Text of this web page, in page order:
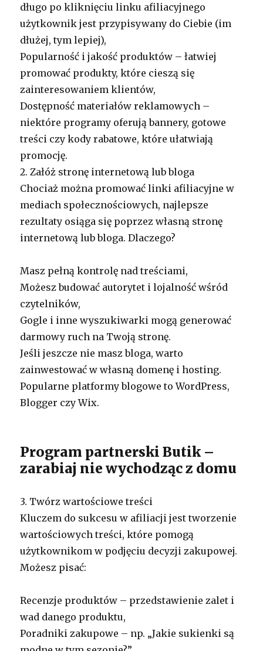
długo po kliknięciu linku afiliacyjnego
użytkownik jest przypisywany do Ciebie (im
dłużej, tym lepiej),
Popularność i jakość produktów – łatwiej
promować produkty, które cieszą się
zainteresowaniem klientów,
Dostępność materiałów reklamowych –
niektóre programy oferują bannery, gotowe
treści czy kody rabatowe, które ułatwiają
promocję.
2. Załóż stronę internetową lub bloga
Chociaż można promować linki afiliacyjne w
mediach społecznościowych, najlepsze
rezultaty osiąga się poprzez własną stronę
internetową lub bloga. Dlaczego?
Masz pełną kontrolę nad treściami,
Możesz budować autorytet i lojalność wśród
czytelników,
Gogle i inne wyszukiwarki mogą generować
darmowy ruch na Twoją stronę.
Jeśli jeszcze nie masz bloga, warto
zainwestować w własną domenę i hosting.
Popularne platformy blogowe to WordPress,
Blogger czy Wix.
Program partnerski Butik –
zarabiaj nie wychodząc z domu
3. Twórz wartościowe treści
Kluczem do sukcesu w afiliacji jest tworzenie
wartościowych treści, które pomogą
użytkownikom w podjęciu decyzji zakupowej.
Możesz pisać:
Recenzje produktów – przedstawienie zalet i
wad danego produktu,
Poradniki zakupowe – np. „Jakie sukienki są